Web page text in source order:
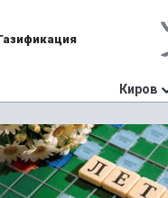
Киров